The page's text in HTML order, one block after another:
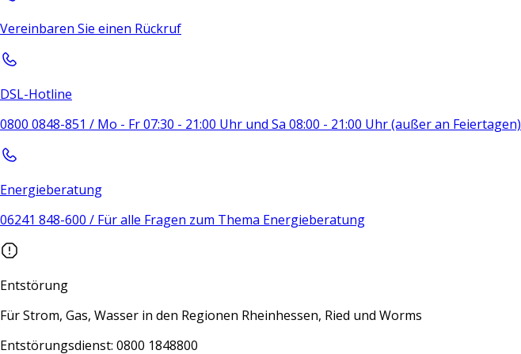
Vereinbaren Sie einen Rückruf
DSL-Hotline
0800 0848-851 / Mo - Fr 07:30 - 21:00 Uhr und Sa 08:00 - 21:00 Uhr (außer an Feiertagen)
Energieberatung
06241 848-600 / Für alle Fragen zum Thema Energieberatung
Entstörung
Für Strom, Gas, Wasser in den Regionen Rheinhessen, Ried und Worms
Entstörungsdienst: 0800 1848800